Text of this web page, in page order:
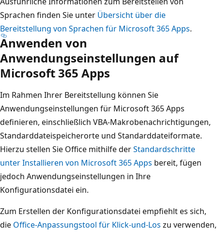
Sprachen finden Sie unter Übersicht über die
Bereitstellung von Sprachen für Microsoft 365 Apps.
Anwenden von
Anwendungseinstellungen auf
Microsoft 365 Apps
Im Rahmen Ihrer Bereitstellung können Sie
Anwendungseinstellungen für Microsoft 365 Apps
definieren, einschließlich VBA-Makrobenachrichtigungen,
Standarddateispeicherorte und Standarddateiformate.
Hierzu stellen Sie Office mithilfe derStandardschritte
unter Installieren von Microsoft 365 Apps bereit, fügen
jedoch Anwendungseinstellungen in Ihre
Konfigurationsdatei ein.
Zum Erstellen der Konfigurationsdatei empfiehlt es sich,
die Office-Anpassungstool für Klick-und-Los zu verwenden,